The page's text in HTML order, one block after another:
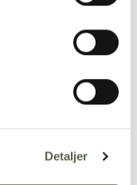
Detaljer